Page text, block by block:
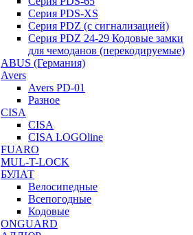
Серия PDS-XS
Серия PDZ (с сигнализацией)
Серия PDZ 24-29 Кодовые замки
для чемоданов (перекодируемые)
ABUS (Германия)
Avers
Avers PD-01
Разное
CISA
CISA
CISA LOGOline
FUARO
MUL-T-LOCK
БУЛАТ
Велосипедные
Всепогодные
Кодовые
ONGUARD